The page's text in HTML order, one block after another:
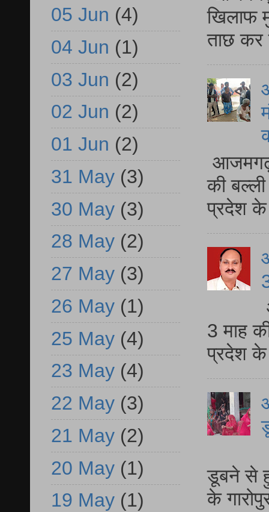
खिलाफ
ताछ कर
आजमगढ़
की
प्रदेश
3 माह
प्रदेश
डूबने से
के
05 Jun (4)
04 Jun (1)
03 Jun (2)
02 Jun (2)
01 Jun (2)
31 May (3)
30 May (3)
28 May (2)
27 May (3)
26 May (1)
25 May (4)
23 May (4)
22 May (3)
21 May (2)
20 May (1)
19 May (1)